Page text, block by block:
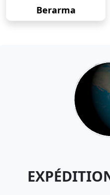
Berarma